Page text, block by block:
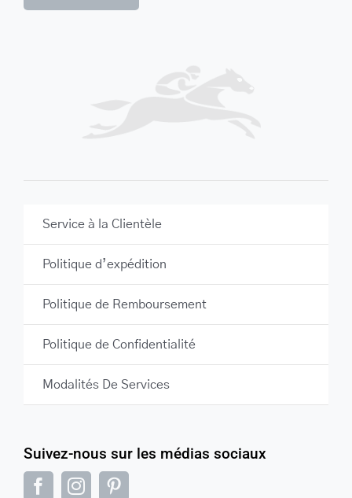
Suivez-nous sur les médias sociaux
Service à la Clientèle
Politique d’expédition
Politique de Remboursement
Politique de Confidentialité
Modalités De Services